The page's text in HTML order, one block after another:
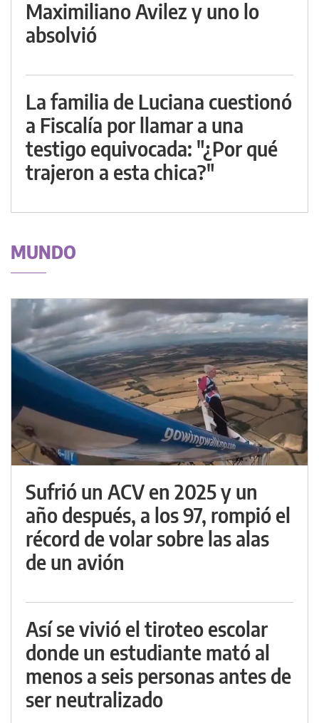
Maximiliano Avilez y uno lo
absolvió
La familia de Luciana cuestionó
a Fiscalía por llamar a una
testigo equivocada: "¿Por qué
trajeron a esta chica?"
MUNDO
Sufrió un ACV en 2025 y un
año después, a los 97, rompió el
récord de volar sobre las alas
de un avión
Así se vivió el tiroteo escolar
donde un estudiante mató al
menos a seis personas antes de
ser neutralizado